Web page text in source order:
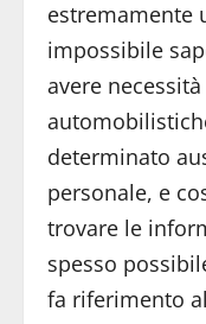
estremamente
impossibile
avere
determinato
personale, e
trovare le
spesso
fa riferimento